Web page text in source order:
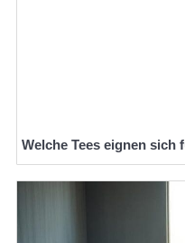
Welche Tees eignen sich